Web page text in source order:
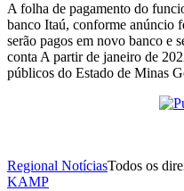
A folha de pagamento do
banco Itaú, conforme anúncio
serão pagos em novo banco e
conta A partir de janeiro de
públicos do Estado de Minas
Regional NotíciasTodos os
KAMP